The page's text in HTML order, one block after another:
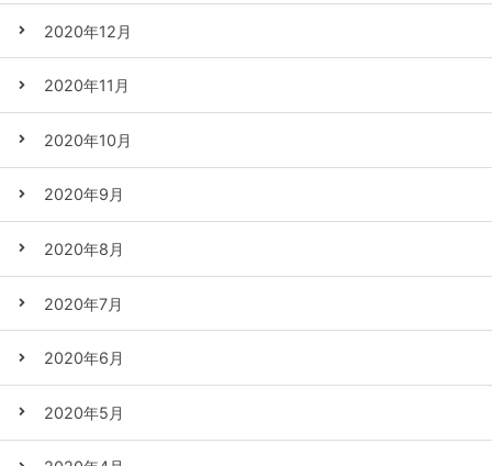
2020年12月
2020年11月
2020年10月
2020年9月
2020年8月
2020年7月
2020年6月
2020年5月